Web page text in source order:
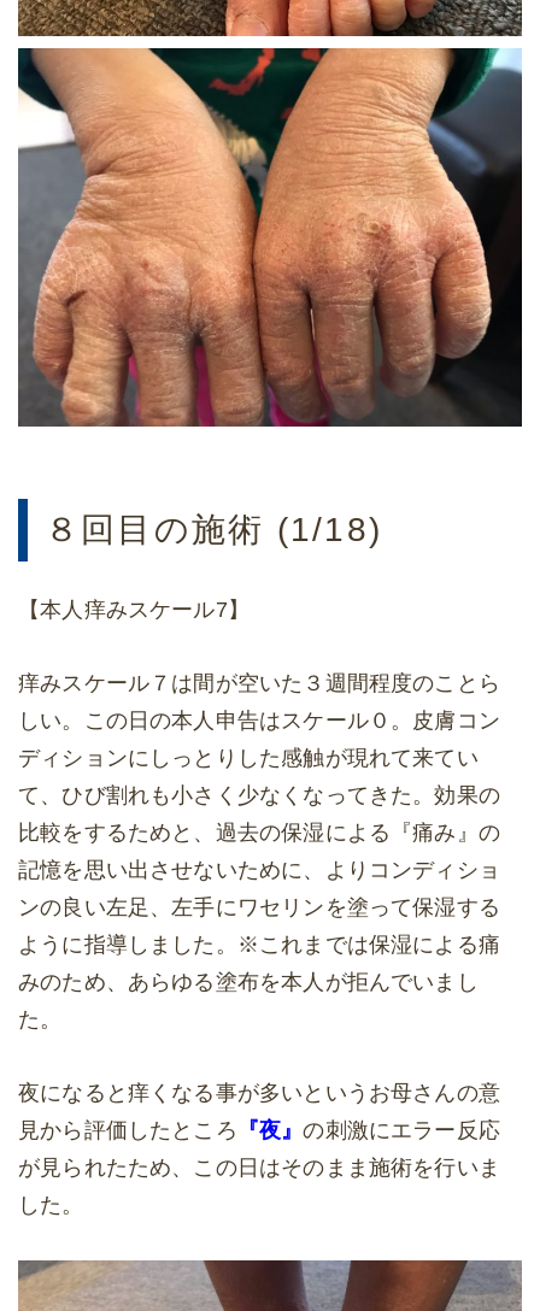
８回目の施術 (1/18)
【本人痒みスケール7】
痒みスケール７は間が空いた３週間程度のことら
しい。この日の本人申告はスケール０。皮膚コン
ディションにしっとりした感触が現れて来てい
て、ひび割れも小さく少なくなってきた。効果の
比較をするためと、過去の保湿による『痛み』の
記憶を思い出させないために、よりコンディショ
ンの良い左足、左手にワセリンを塗って保湿する
ように指導しました。※これまでは保湿による痛
みのため、あらゆる塗布を本人が拒んでいまし
た。
夜になると痒くなる事が多いというお母さんの意
見から評価したところ 『夜』の刺激にエラー反応
が見られたため、この日はそのまま施術を行いま
した。